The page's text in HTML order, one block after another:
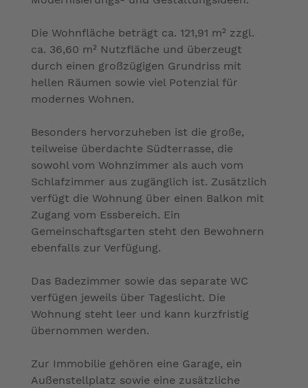
Die Wohnfläche beträgt ca. 121,91 m² zzgl.
ca. 36,60 m² Nutzfläche und überzeugt
durch einen großzügigen Grundriss mit
hellen Räumen sowie viel Potenzial für
modernes Wohnen.
Besonders hervorzuheben ist die große,
teilweise überdachte Südterrasse, die
sowohl vom Wohnzimmer als auch vom
Schlafzimmer aus zugänglich ist. Zusätzlich
verfügt die Wohnung über einen Balkon mit
Zugang vom Essbereich. Ein
Gemeinschaftsgarten steht den Bewohnern
ebenfalls zur Verfügung.
Das Badezimmer sowie das separate WC
verfügen jeweils über Tageslicht. Die
Wohnung steht leer und kann kurzfristig
übernommen werden.
Zur Immobilie gehören eine Garage, ein
Außenstellplatz sowie eine zusätzliche